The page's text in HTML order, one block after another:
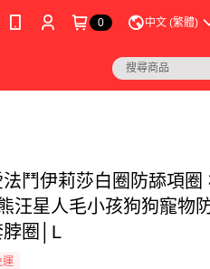
0 中文 (繁體)
法鬥伊莉莎白圈防舔項圈
汪星人毛小孩狗狗寵物
脖圈│L